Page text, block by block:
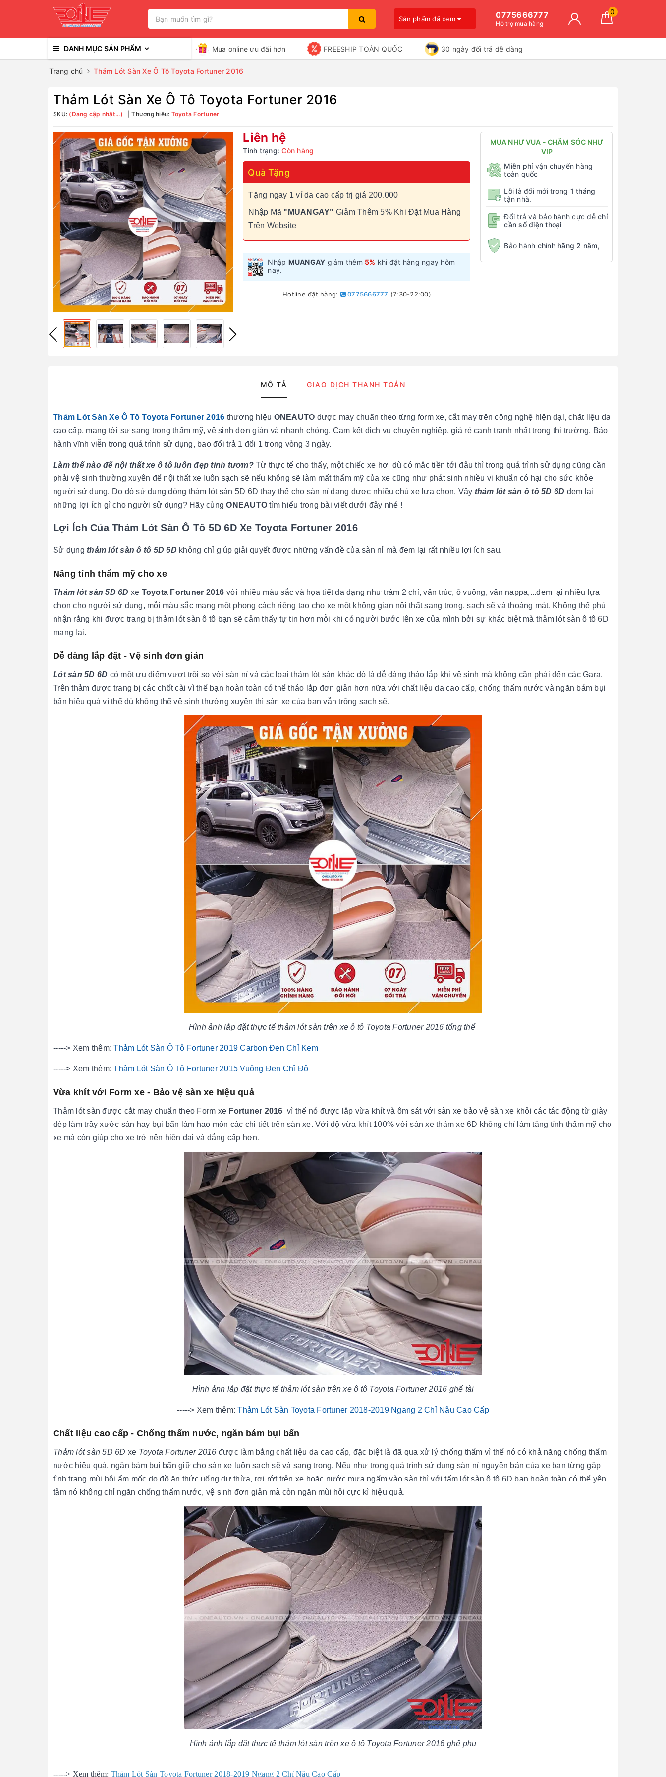
Sản phẩm đã xem 0775666777
Hỗ trợ mua hàng
0
DANH MỤC SẢN PHẨM Mua online ưu đãi hơn FREESHIP TOÀN QUỐC 30 ngày đổi trả dễ dàng
Trang chủ Thảm Lót Sàn Xe Ô Tô Toyota Fortuner 2016
Thảm Lót Sàn Xe Ô Tô Toyota Fortuner 2016
SKU: (Đang cập nhật...) Thương hiệu: Toyota Fortuner
Liên hệ
Tình trạng: Còn hàng
Quà Tặng
Tặng ngay 1 ví da cao cấp trị giá 200.000
Nhập Mã "MUANGAY" Giảm Thêm 5% Khi Đặt Mua Hàng
Trên Website
Nhập MUANGAY giảm thêm 5% khi đặt hàng ngay hôm
nay.
Hotline đặt hàng: 0775666777 (7:30-22:00)
MUA NHƯ VUA - CHĂM SÓC NHƯ
VIP
Miễn phívận chuyển hàng
toàn quốc
Lỗi là đổi mới trong 1 tháng
tận nhà.
Đổi trả và bảo hành cực dễchỉ
cần số điện thoại
Bảo hành chính hãng 2 năm,
MÔ TẢ GIAO DỊCH THANH TOÁN
Thảm Lót Sàn Xe Ô Tô Toyota Fortuner 2016 thương hiệu ONEAUTO được may chuẩn theo từng form xe, cắt may trên công nghệ hiện đại, chất liệu da
cao cấp, mang tới sự sang trọng thẩm mỹ, vệ sinh đơn giản và nhanh chóng. Cam kết dịch vụ chuyên nghiệp, giá rẻ cạnh tranh nhất trong thị trường. Bảo
hành vĩnh viễn trong quá trình sử dụng, bao đổi trả 1 đổi 1 trong vòng 3 ngày.
Làm thế nào để nội thất xe ô tô luôn đẹp tinh tươm? Từ thực tế cho thấy, một chiếc xe hơi dù có mắc tiền tới đâu thì trong quá trình sử dụng cũng cần
phải vệ sinh thường xuyên để nội thất xe luôn sạch sẽ nếu không sẽ làm mất thẩm mỹ của xe cũng như phát sinh nhiều vi khuẩn có hại cho sức khỏe
người sử dụng. Do đó sử dụng dòng thảm lót sàn 5D 6D thay thế cho sàn nỉ đang được nhiều chủ xe lựa chọn. Vậy thảm lót sàn ô tô 5D 6D đem lại
những lợi ích gì cho người sử dụng? Hãy cùngONEAUTO tìm hiểu trong bài viết dưới đây nhé !
Lợi Ích Của Thảm Lót Sàn Ô Tô 5D 6D Xe Toyota Fortuner 2016
Sử dụng thảm lót sàn ô tô 5D 6D không chỉ giúp giải quyết được những vấn đề của sàn nỉ mà đem lại rất nhiều lợi ích sau.
Nâng tính thẩm mỹ cho xe
Thảm lót sàn 5D 6D xe Toyota Fortuner 2016 với nhiều màu sắc và họa tiết đa dạng như trám 2 chỉ, vân trúc, ô vuông, vân nappa,...đem lại nhiều lựa
chọn cho người sử dụng, mỗi màu sắc mang một phong cách riêng tạo cho xe một không gian nội thất sang trọng, sạch sẽ và thoáng mát. Không thể phủ
nhận rằng khi được trang bị thảm lót sàn ô tô bạn sẽ cảm thấy tự tin hơn mỗi khi có người bước lên xe của mình bởi sự khác biệt mà thảm lót sàn ô tô 6D
mang lại.
Dễ dàng lắp đặt - Vệ sinh đơn giản
Lót sàn 5D 6D có một ưu điểm vượt trội so với sàn nỉ và các loại thảm lót sàn khác đó là dễ dàng tháo lắp khi vệ sinh mà không cần phải đến các Gara.
Trên thảm được trang bị các chốt cài vì thế bạn hoàn toàn có thể tháo lắp đơn giản hơn nữa với chất liệu da cao cấp, chống thấm nước và ngăn bám bụi
bẩn hiệu quả vì thế dù không thể vệ sinh thường xuyên thì sàn xe của bạn vẫn trông sạch sẽ.
Hình ảnh lắp đặt thực tế thảm lót sàn trên xe ô tô Toyota Fortuner 2016 tổng thể
-----> Xem thêm:Thảm Lót Sàn Ô Tô Fortuner 2019 Carbon Đen Chỉ Kem
-----> Xem thêm:Thảm Lót Sàn Ô Tô Fortuner 2015 Vuông Đen Chỉ Đỏ
Vừa khít với Form xe - Bảo vệ sàn xe hiệu quả
Thảm lót sàn được cắt may chuẩn theo Form xe Fortuner 2016 vì thế nó được lắp vừa khít và ôm sát với sàn xe bảo vệ sàn xe khỏi các tác động từ giày
dép làm trầy xước sàn hay bụi bẩn làm hao mòn các chi tiết trên sàn xe. Với độ vừa khít 100% với sàn xe thảm xe 6D không chỉ làm tăng tính thẩm mỹ cho
xe mà còn giúp cho xe trở nên hiện đại và đẳng cấp hơn.
Hình ảnh lắp đặt thực tế thảm lót sàn trên xe ô tô Toyota Fortuner 2016 ghế tài
-----> Xem thêm:Thảm Lót Sàn Toyota Fortuner 2018-2019 Ngang 2 Chỉ Nâu Cao Cấp
Chất liệu cao cấp - Chống thấm nước, ngăn bám bụi bẩn
Thảm lót sàn 5D 6D xe Toyota Fortuner 2016 được làm bằng chất liệu da cao cấp, đặc biệt là đã qua xử lý chống thấm vì thế nó có khả năng chống thấm
nước hiệu quả, ngăn bám bụi bẩn giữ cho sàn xe luôn sạch sẽ và sang trọng. Nếu như trong quá trình sử dụng sàn nỉ nguyên bản của xe bạn từng gặp
tình trạng mùi hôi ẩm mốc do đồ ăn thức uống dư thừa, rơi rớt trên xe hoặc nước mưa ngấm vào sàn thì với tấm lót sàn ô tô 6D bạn hoàn toàn có thể yên
tâm nó không chỉ ngăn chống thấm nước, vệ sinh đơn giản mà còn ngăn mùi hôi cực kì hiệu quả.
Hình ảnh lắp đặt thực tế thảm lót sàn trên xe ô tô Toyota Fortuner 2016 ghế phụ
-----> Xem thêm: Thảm Lót Sàn Toyota Fortuner 2018-2019 Ngang 2 Chỉ Nâu Cao Cấp